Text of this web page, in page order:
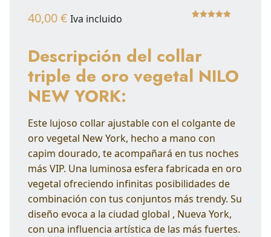
base a
valoración
40,00€ Iva incluido
Descripción del collar
triple de oro vegetal NILO
NEW YORK:
Este lujoso collar ajustable con el colgante de
oro vegetal New York, hecho a mano con
capim dourado, te acompañará en tus noches
más VIP. Una luminosa esfera fabricada en oro
vegetal ofreciendo infinitas posibilidades de
combinación con tus conjuntos más trendy. Su
diseño evoca a la ciudad global , Nueva York,
con una influencia artística de las más fuertes.